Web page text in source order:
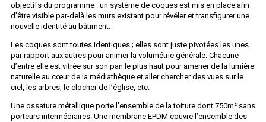
objectifs du programme : un système de coques est mis en place afin
d’être visible par-delà les murs existant pour révéler et transfigurer une
nouvelle identité au bâtiment.
Les coques sont toutes identiques ; elles sont juste pivotées les unes
par rapport aux autres pour animer la volumétrie générale. Chacune
d’entre elle est vitrée sur son pan le plus haut pour amener de la lumière
naturelle au cœur de la médiathèque et aller chercher des vues sur le
ciel, les arbres, le clocher de l’église, etc.
Une ossature métallique porte l’ensemble de la toiture dont 750m² sans
porteurs intermédiaires. Une membrane EPDM couvre l’ensemble des
zita !185 rue Solférino 59000 Lille
Mentions légales